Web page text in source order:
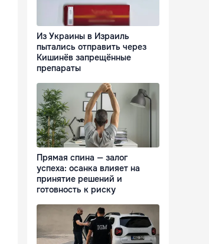
Из Украины в Израиль
пытались отправить через
Кишинёв запрещённые
препараты
Прямая спина — залог
успеха: осанка влияет на
принятие решений и
готовность к риску